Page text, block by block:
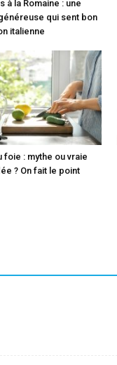
à la Romaine : une
qui sent bon
italienne
foie : mythe ou vraie
? On fait le point